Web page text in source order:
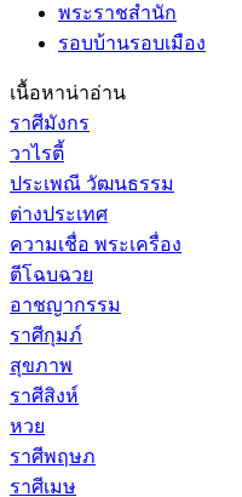
พระราชสำนัก
รอบบ้านรอบเมือง
เนื้อหาน่าอ่าน
ราศีมังกร
วาไรตี้
ประเพณี วัฒนธรรม
ต่างประเทศ
ความเชื่อ พระเครื่อง
ตีโฉบฉวย
อาชญากรรม
ราศีกุมภ์
สุขภาพ
ราศีสิงห์
หวย
ราศีพฤษภ
ราศีเมษ